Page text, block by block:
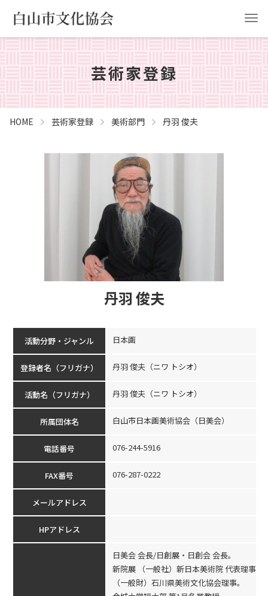
協会申請
白山市文化協会について
芸術家登録
HOME 芸術家登録 美術部門 丹羽 俊夫
丹羽 俊夫
活動分野・ジャンル 日本画
登録者名（フリガナ） 丹羽 俊夫（ニワ トシオ）
活動名（フリガナ） 丹羽 俊夫（ニワ トシオ）
所属団体名 白山市日本画美術協会（日美会）
電話番号 076-244-5916
FAX番号 076-287-0222
メールアドレス
HPアドレス
日美会 会長/日創展・日創会 会長。
新院展 （一般社）新日本美術院 代表理事・
（一般財）石川県美術文化協会理事。